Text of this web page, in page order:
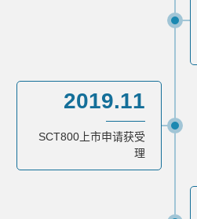
2019.11
SCT800上市申请获受
理